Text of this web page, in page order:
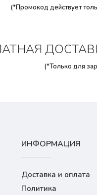
(*Промокод действует
(*Только для
ИНФОРМАЦИЯ
Доставка и оплата
Политика